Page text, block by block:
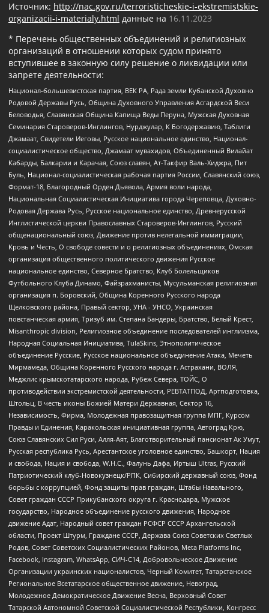
Источник: http://nac.gov.ru/terroristicheskie-i-ekstremistskie-
organizacii-i-materialy.html данные на 16.11.2023
* Перечень общественных объединений и религиозных
организаций в отношении которых судом принято
вступившее в законную силу решение о ликвидации или
запрете деятельности:
Национал-большевистская партия, ВЕК РА, Рада земли Кубанской Духовно
Родовой Державы Русь, Община Духовного Управления Асгардской Веси
Беловодья, Славянская Община Капища Веды Перуна, Мужская Духовная
Семинария Староверов-Инглингов, Нурджулар, К Богодержавию, Таблиги
Джамаат, Свидетели Иеговы, Русское национальное единство, Национал-
социалистическое общество, Джамаат мувахидов, Объединенный Вилайат
Кабарды, Балкарии и Карачая, Союз славян, Ат-Такфир Валь-Хиджра, Пит
Буль, Национал-социалистическая рабочая партия России, Славянский союз,
Формат-18, Благородный Орден Дьявола, Армия воли народа,
Национальная Социалистическая Инициатива города Череповца, Духовно-
Родовая Держава Русь, Русское национальное единство, Древнерусской
Инглистической церкви Православных Староверов-Инглингов, Русский
общенациональный союз, Движение против нелегальной иммиграции,
Кровь и Честь, О свободе совести и о религиозных объединениях, Омская
организация общественного политического движения Русское
национальное единство, Северное Братство, Клуб Болельщиков
Футбольного Клуба Динамо, Файзрахманисты, Мусульманская религиозная
организация п. Боровский, Община Коренного Русского народа
Щелковского района, Правый сектор, УНА - УНСО, Украинская
повстанческая армия, Тризуб им. Степана Бандеры, Братство, Белый Крест,
Misanthropic division, Религиозное объединение последователей инглиизма,
Народная Социальная Инициатива, TulaSkins, Этнополитическое
объединение Русские, Русское национальное объединение Атака, Мечеть
Мирмамеда, Община Коренного Русского народа г. Астрахани, ВОЛЯ,
Меджлис крымскотатарского народа, Рубеж Севера, ТОЙС, О
противодействии экстремистской деятельности, РЕВТАТПОД, Артподготовка,
Штольц, В честь иконы Божией Матери Державная, Сектор 16,
Независимость, Фирма, Молодежная правозащитная группа МПГ, Курсом
Правды и Единения, Каракольская инициативная группа, Автоград Крю,
Союз Славянских Сил Руси, Алля-Аят, Благотворительный пансионат Ак Умут,
Русская республика Русь, Арестантское уголовное единство, Башкорт, Нация
и свобода, Нация и свобода, W.H.С., Фалунь Дафа, Иртыш Ultras, Русский
Патриотический клуб-Новокузнецк/РПК, Сибирский державный союз, Фонд
борьбы с коррупцией, Фонд защиты прав граждан, Штабы Навального,
Совет граждан СССР Прикубанского округа г. Краснодара, Мужское
государство, Народное объединение русского движения, Народное
движение Адат, Народный совет граждан РСФСР СССР Архангельской
области, Проект Штурм, Граждане СССР, Держава Союз Советских Светлых
Родов, Совет Советских Социалистических Районов, Meta Platforms Inc,
Facebook, Instagram, WhatsApp, СИЧ-С14, Добровольческое Движение
Организации украинских националистов, Черный Комитет, Татарстанское
Региональное Всетатарское общественное движение, Невоград,
Молодежное Демократическое Движение Весна, Верховный Совет
Татарской Автономной Советской Социалистической Республики, Конгресс